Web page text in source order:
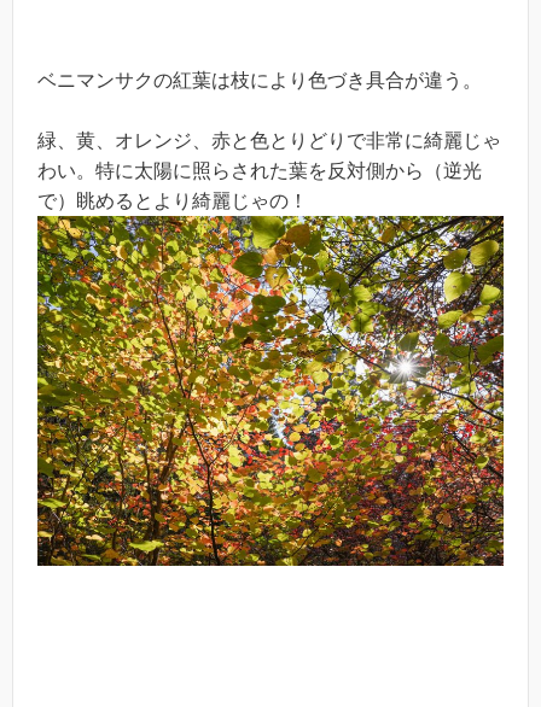
ベニマンサクの紅葉は枝により色づき具合が違う。
緑、黄、オレンジ、赤と色とりどりで非常に綺麗じゃ
わい。特に太陽に照らされた葉を反対側から（逆光
で）眺めるとより綺麗じゃの！